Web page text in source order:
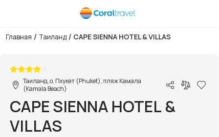
Главная / Таиланд / CAPE SIENNA HOTEL & VILLAS
Таиланд, о. Пхукет (Phuket), пляж Камала
(Kamala Beach)
CAPE SIENNA HOTEL &
VILLAS